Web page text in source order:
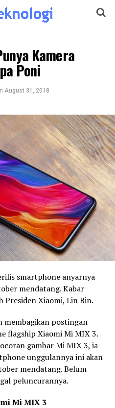
Kamera
Poni
August 31, 2018
smartphone anyarnya
mendatang. Kabar
Xiaomi, Lin Bin.
membagikan postingan
flagship Xiaomi Mi MIX 3.
gambar Mi MIX 3, ia
unggulannya ini akan
mendatang. Belum
peluncurannya.
Mi MIX 3